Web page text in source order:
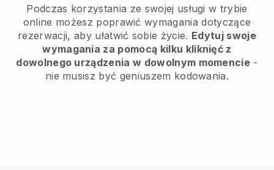
Podczas korzystania ze swojej usługi w trybie
online możesz poprawić wymagania dotyczące
rezerwacji, aby ułatwić sobie życie. Edytuj swoje
wymagania za pomocą kilku kliknięć z
dowolnego urządzenia w dowolnym momencie -
nie musisz być geniuszem kodowania.